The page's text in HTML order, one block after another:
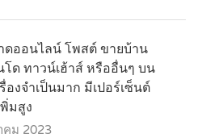
ดออนไลน์ โพสต์ ขายบ้าน
ด ทาวน์เฮ้าส์ หรืออื่นๆ บน
รื่องจำเป็นมาก มีเปอร์เซ็นต์
มสูง
คม 2023